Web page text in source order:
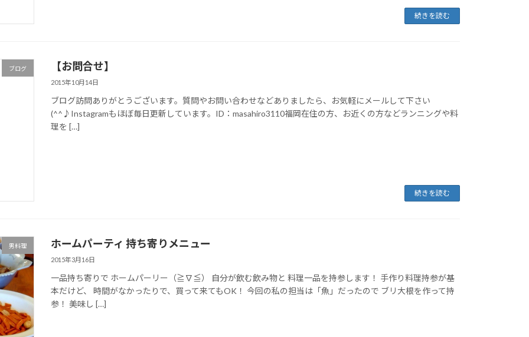
続きを読む
ブログ 【お問合せ】
2015年10月14日
ブログ訪問ありがとうございます。質問やお問い合わせなどありましたら、お気軽にメールして下さい
(^^♪Instagramもほぼ毎日更新しています。ID：masahiro3110福岡在住の方、お近くの方などランニングや料
理を […]
続きを読む
男料理 ホームパーティ 持ち寄りメニュー
2015年3月16日
一品持ち寄りで ホームパーリー（≧∇≦） 自分が飲む飲み物と 料理一品を持参します！ 手作り料理持参が基
本だけど、 時間がなかったりで、買って来てもOK！ 今回の私の担当は「魚」だったので ブリ大根を作って持
参！ 美味し […]